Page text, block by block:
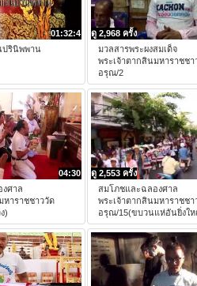
01:32:4
ปรินิพพาน
ดู 2,968 ครั้ง
มวลสารพระผงสมเด็จ
พระเจ้าตากสินมหาราชชา
อรุณ/2
04:30
ศาล
หาราชชาววัด
)
ดู 2,553 ครั้ง
สมโภชและฉลองศาล
พระเจ้าตากสินมหาราชชา
อรุณ/15(ขบวนแห่อันยิ่งใ